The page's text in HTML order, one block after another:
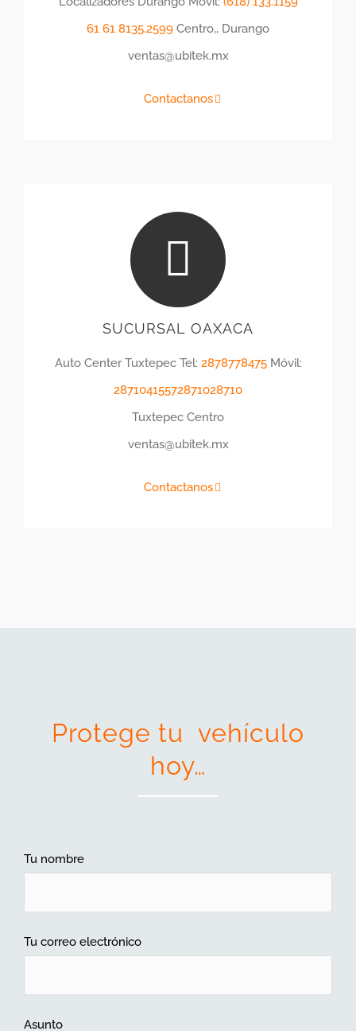
61 61 8135.2599 Centro,, Durango
ventas@ubitek.mx
Contactanos
SUCURSAL OAXACA
Auto Center Tuxtepec Tel: 2878778475Móvil:
28710415572871028710
Tuxtepec Centro
ventas@ubitek.mx
Contactanos
Protege tu vehículo
hoy…
Tu nombre
Tu correo electrónico
Asunto